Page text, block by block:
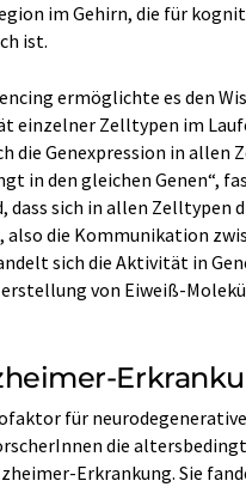
im Gehirn, die für
ist.
ermöglichte es den
einzelner Zelltypen im
die Genexpression in allen
in den gleichen Genen“,
dass sich in allen
die Kommunikation
sich die Aktivität in
von Eiweiß-
für
die
Erkrankung. Sie